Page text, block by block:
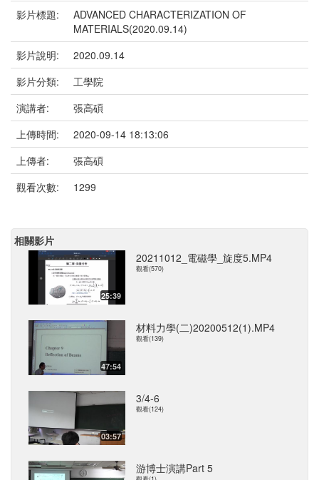
影片標題:
ADVANCED CHARACTERIZATION OF
MATERIALS(2020.09.14)
影片說明:
2020.09.14
影片分類:
工學院
演講者:
張高碩
上傳時間:
2020-09-14 18:13:06
上傳者:
張高碩
觀看次數:
1299
相關影片
25:39
20211012_電磁學_旋度5.MP4
觀看(570)
47:54
材料力學(二)20200512(1).MP4
觀看(139)
03:57
3/4-6
觀看(124)
游博士演講Part 5